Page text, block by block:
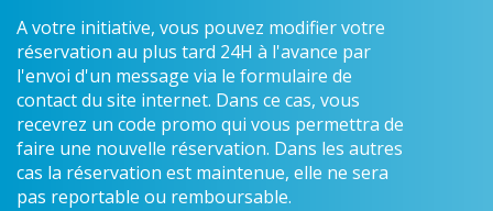
A votre initiative, vous pouvez modifier votre
réservation au plus tard 24H à l'avance par
l'envoi d'un message via le formulaire de
contact du site internet. Dans ce cas, vous
recevrez un code promo qui vous permettra de
faire une nouvelle réservation. Dans les autres
cas la réservation est maintenue, elle ne sera
pas reportable ou remboursable.